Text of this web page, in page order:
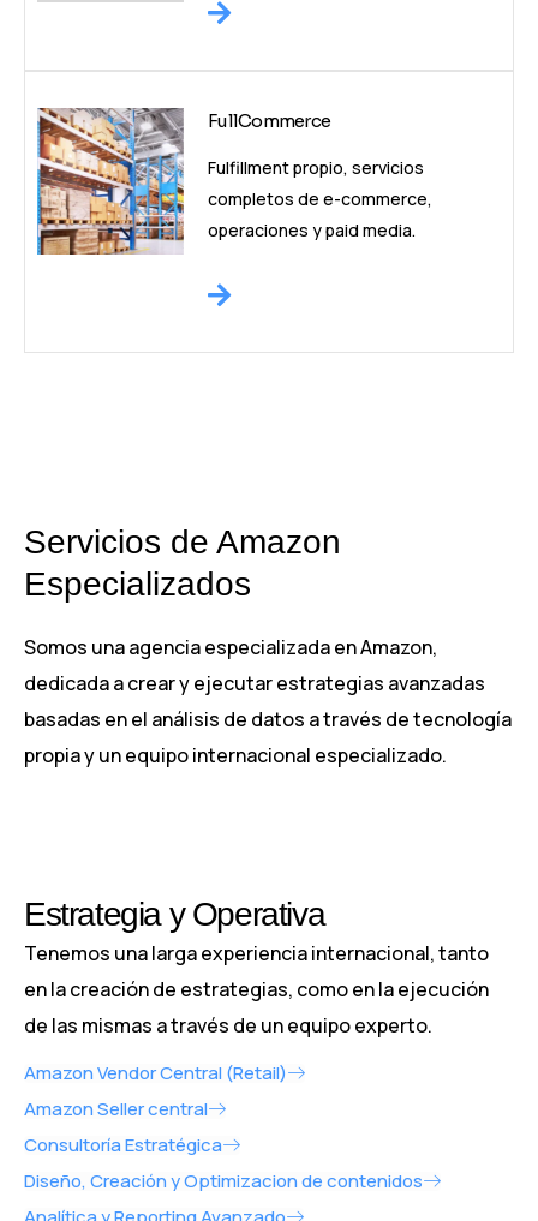
FullCommerce
Fulfillment propio, servicios
completos de e-commerce,
operaciones y paid media.
Servicios de Amazon
Especializados
Somos una agencia especializada en Amazon,
dedicada a crear y ejecutar estrategias avanzadas
basadas en el análisis de datos a través de tecnología
propia y un equipo internacional especializado.
Estrategia y Operativa
Tenemos una larga experiencia internacional, tanto
en la creación de estrategias, como en la ejecución
de las mismas a través de un equipo experto.
Amazon Vendor Central (Retail)
Amazon Seller central
Consultoría Estratégica
Diseño, Creación y Optimizacion de contenidos